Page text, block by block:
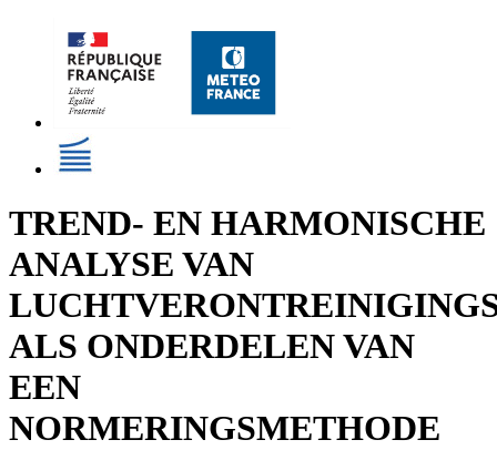
TREND- EN HARMONISCHE
ANALYSE VAN
ALS ONDERDELEN VAN
EEN
NORMERINGSMETHODE